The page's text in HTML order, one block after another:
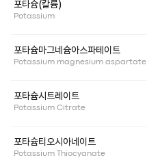
포타슘(칼륨)
Potassium
포타슘마그네슘아스파테이트
Potassium magnesium aspartate
포타슘시트레이트
Potassium Citrate
포타슘티오시아네이트
Potassium Thiocyanate